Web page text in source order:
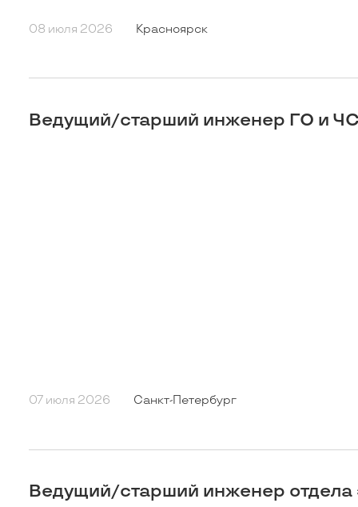
08 июля 2026 Красноярск
Ведущий/старший инженер ГО и ЧС
07 июля 2026 Санкт-Петербург
Ведущий/старший инженер отдела